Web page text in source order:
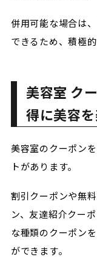
併用可能な場合は
できるため、積極
美容室 ク
得に美容
美容室のクーポン
トがあります。
割引クーポンや無
ン、友達紹介クー
な種類のクーポン
ができます。